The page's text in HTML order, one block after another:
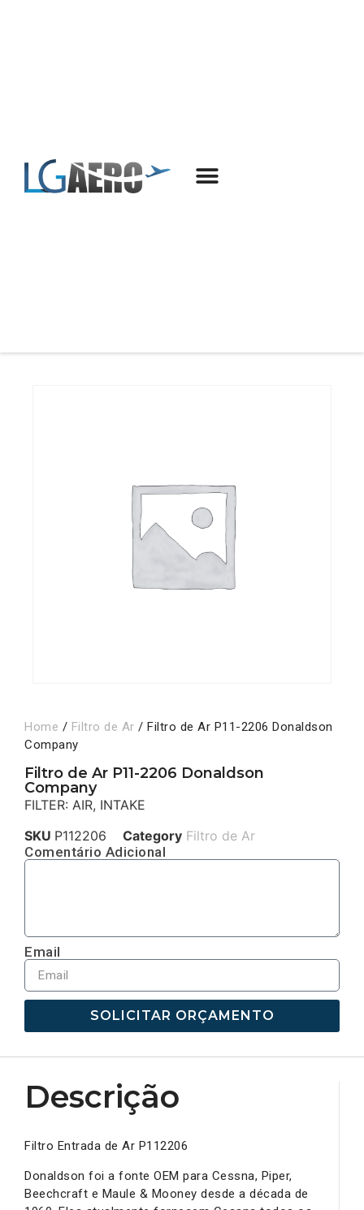
Home / Filtro de Ar / Filtro de Ar P11-2206 Donaldson
Company
Filtro de Ar P11-2206 Donaldson
Company
FILTER: AIR, INTAKE
SKU P112206 Category Filtro de Ar
Comentário Adicional
Email
SOLICITAR ORÇAMENTO
Descrição
Filtro Entrada de Ar P112206
Donaldson foi a fonte OEM para Cessna, Piper,
Beechcraft e Maule & Mooney desde a década de